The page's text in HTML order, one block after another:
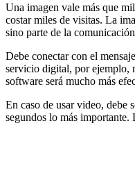
Una imagen vale más que
costar miles de visitas. La
sino parte de la
Debe conectar con el
servicio digital, por ejemplo,
software será mucho más
En caso de usar video, debe
segundos lo más importante.